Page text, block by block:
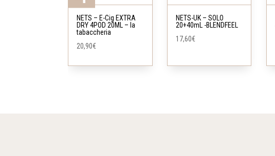
NETS – E-Cig EXTRA
DRY 4POD 20ML – la
tabaccheria
20,90€
NETS-UK – SOLO
20+40mL -BLENDFEEL
17,60€